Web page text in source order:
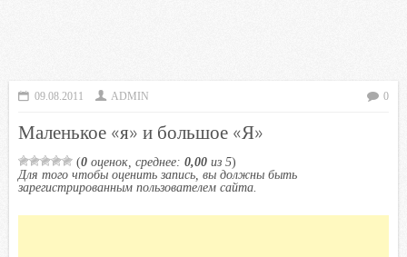
09.08.2011 ADMIN 0
Маленькое «я» и большое «Я»
(0 оценок, среднее: 0,00 из 5)
Для того чтобы оценить запись, вы должны быть
зарегистрированным пользователем сайта.